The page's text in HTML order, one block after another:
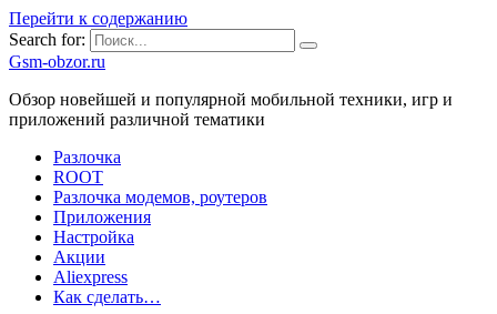
Перейти к содержанию
Search for:
Gsm-obzor.ru
Обзор новейшей и популярной мобильной техники, игр и
приложений различной тематики
Разлочка
ROOT
Разлочка модемов, роутеров
Приложения
Настройка
Акции
Aliexpress
Как сделать…